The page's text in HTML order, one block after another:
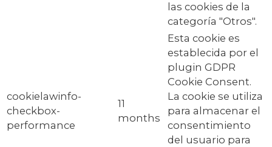
las cookies de la
categoría "Otros".
cookielawinfo-
checkbox-
performance
11
months
Esta cookie es
establecida por el
plugin GDPR
Cookie Consent.
La cookie se utiliza
para almacenar el
consentimiento
del usuario para